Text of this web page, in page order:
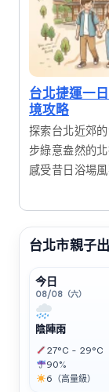
台北捷運一
境攻略
探索台北近郊
步綠意盎然的
感受昔日浴場
日遊。
台北市親子
今日
08/08（六）
陰陣雨
27°C - 29°C
90%
6（高量級）